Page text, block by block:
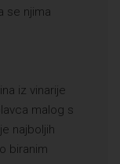
se njima
iz vinarije
malog s
najboljih
biranim